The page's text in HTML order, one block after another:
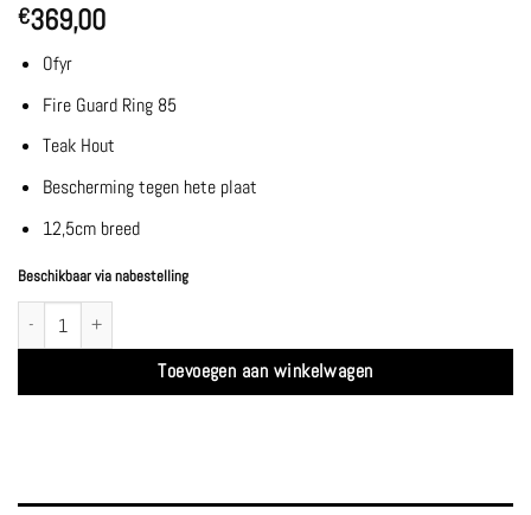
€369,00
Ofyr
Fire Guard Ring 85
Teak Hout
Bescherming tegen hete plaat
12,5cm breed
Beschikbaar via nabestelling
Fire Guard Ring 85 - Ofyr aantal
Toevoegen aan winkelwagen